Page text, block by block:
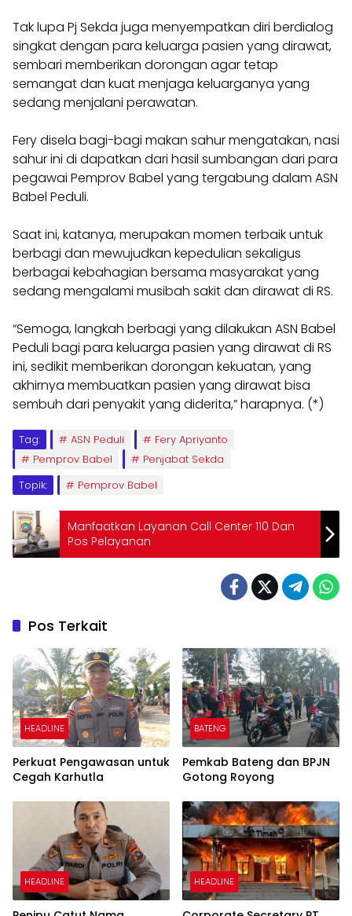
Tak lupa Pj Sekda juga menyempatkan diri berdialog
singkat dengan para keluarga pasien yang dirawat,
sembari memberikan dorongan agar tetap
semangat dan kuat menjaga keluarganya yang
sedang menjalani perawatan.
Fery disela bagi-bagi makan sahur mengatakan, nasi
sahur ini di dapatkan dari hasil sumbangan dari para
pegawai Pemprov Babel yang tergabung dalam ASN
Babel Peduli.
Saat ini, katanya, merupakan momen terbaik untuk
berbagi dan mewujudkan kepedulian sekaligus
berbagai kebahagian bersama masyarakat yang
sedang mengalami musibah sakit dan dirawat di RS.
“Semoga, langkah berbagi yang dilakukan ASN Babel
Peduli bagi para keluarga pasien yang dirawat di RS
ini, sedikit memberikan dorongan kekuatan, yang
akhirnya membuatkan pasien yang dirawat bisa
sembuh dari penyakit yang diderita,” harapnya. (*)
Tag: ASN Peduli
Fery Apriyanto
Pemprov Babel
Penjabat Sekda
Topik:
Pemprov Babel
Manfaatkan Layanan Call Center 110 Dan
Pos Pelayanan
Pos Terkait
HEADLINE
Perkuat Pengawasan untuk
Cegah Karhutla
BATENG
Pemkab Bateng dan BPJN
Gotong Royong
HEADLINE HEADLINE